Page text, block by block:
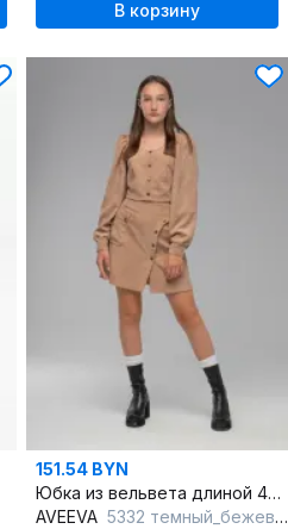
В корзину
151.54 BYN
Юбка из вельвета длиной 45 см с отделкой из кнопок
AVEEVA 5332 темный_бежевый